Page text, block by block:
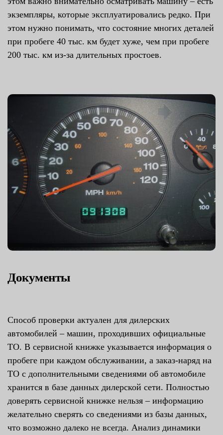
экземпляры, которые эксплуатировались редко. При
этом нужно понимать, что состояние многих деталей
при пробеге 40 тыс. км будет хуже, чем при пробеге
200 тыс. км из-за длительных простоев.
Документы
Способ проверки актуален для дилерских
автомобилей – машин, проходивших официальные
ТО. В сервисной книжке указывается информация о
пробеге при каждом обслуживании, а заказ-наряд на
ТО с дополнительными сведениями об автомобиле
хранится в базе данных дилерской сети. Полностью
доверять сервисной книжке нельзя – информацию
желательно сверять со сведениями из базы данных,
что возможно далеко не всегда. Анализ динамики